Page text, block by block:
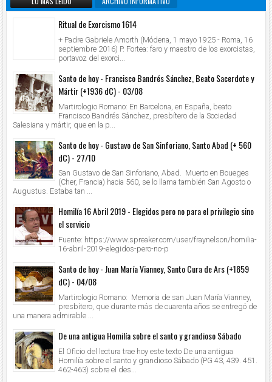
Ritual de Exorcismo 1614
+ Padre Gabriele Amorth (Módena, 1 mayo 1925 - Roma, 16
septiembre 2016) P. Fortea: faro y maestro de los exorcistas,
portavoz del exorci...
Santo de hoy - Francisco Bandrés Sánchez, Beato Sacerdote y
Mártir (+1936 dC) - 03/08
Martirologio Romano: En Barcelona, en España, beato
Francisco Bandrés Sánchez, presbítero de la Sociedad
Salesiana y mártir, que en la p...
Santo de hoy - Gustavo de San Sinforiano, Santo Abad (+ 560
dC) - 27/10
San Gustavo de San Sinforiano, Abad. Muerto en Boueges
(Cher, Francia) hacia 560, se lo llama también San Agosto o
Augustus. Estaba tan ...
Homilía 16 Abril 2019 - Elegidos pero no para el privilegio sino
el servicio
Fuente: https://www.spreaker.com/user/fraynelson/homilia-
16-abril-2019-elegidos-pero-no-p
Santo de hoy - Juan María Vianney, Santo Cura de Ars (+1859
dC) - 04/08
Martirologio Romano: Memoria de san Juan María Vianney,
presbítero, que durante más de cuarenta años se entregó de
una manera admirable ...
De una antigua Homilía sobre el santo y grandioso Sábado
El Oficio del lectura trae hoy este texto De una antigua
Homilía sobre el santo y grandioso Sábado (PG 43, 439. 451.
462-463) sobre el des...